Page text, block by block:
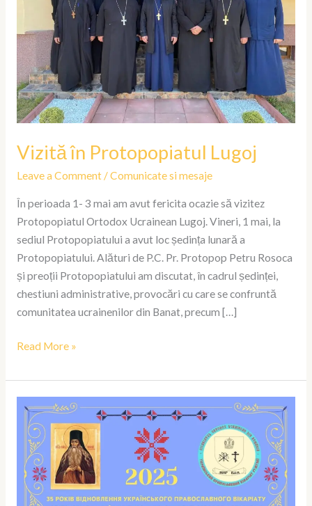
Vizită în Protopopiatul Lugoj
Leave a Comment /Comunicate si mesaje
În perioada 1- 3 mai am avut fericita ocazie să vizitez
Protopopiatul Ortodox Ucrainean Lugoj. Vineri, 1 mai, la
sediul Protopopiatului a avut loc ședința lunară a
Protopopiatului. Alături de P.C. Pr. Protopop Petru Rosoca
și preoții Protopopiatului am discutat, în cadrul ședinței,
chestiuni administrative, provocări cu care se confruntă
comunitatea ucrainenilor din Banat, precum […]
Read More »
Anul
2025
Vicariatul
Ortodox
Ucrainean